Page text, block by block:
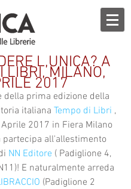
L,UNICA? A
LIBRI, MILANO,
2017
della prima edizione della
italiana Tempo di Libri ,
2017 in Fiera Milano
partecipa all'allestimento
NN Editore ( Padiglione 4,
E naturalmente arreda
(Padiglione 2